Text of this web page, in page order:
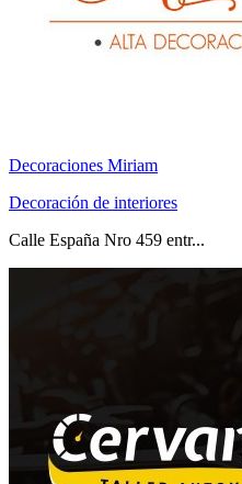
Decoraciones Miriam
Decoración de interiores
Calle España Nro 459 entr...